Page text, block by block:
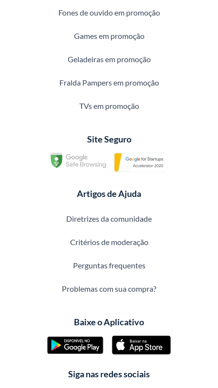
Fones de ouvido em promoção
Games em promoção
Geladeiras em promoção
Fralda Pampers em promoção
TVs em promoção
Site Seguro
Artigos de Ajuda
Diretrizes da comunidade
Critérios de moderação
Perguntas frequentes
Problemas com sua compra?
Baixe o Aplicativo
Siga nas redes sociais